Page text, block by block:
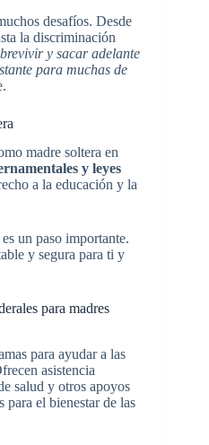
desafíos. Desde
la discriminación
y sacar adelante
para muchas de
madre soltera en
y leyes
a la educación y la
un paso importante.
y segura para ti y
para madres
para ayudar a las
asistencia
salud y otros apoyos
para el bienestar de las